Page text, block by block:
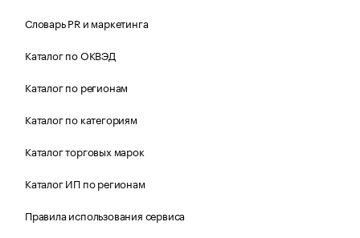
Словарь PR и маркетинга
Каталог по ОКВЭД
Каталог по регионам
Каталог по категориям
Каталог торговых марок
Каталог ИП по регионам
Правила использования сервиса